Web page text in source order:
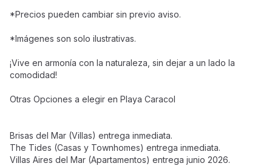
*Precios pueden cambiar sin previo aviso.
*Imágenes son solo ilustrativas.
¡Vive en armonía con la naturaleza, sin dejar a un lado la
comodidad!
Otras Opciones a elegir en Playa Caracol
Brisas del Mar (Villas) entrega inmediata.
The Tides (Casas y Townhomes) entrega inmediata.
Villas Aires del Mar (Apartamentos) entrega junio 2026.